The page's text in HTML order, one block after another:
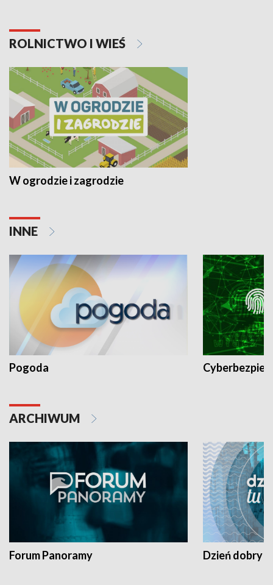
ROLNICTWO I WIEŚ
W ogrodzie i zagrodzie
INNE
Pogoda
ARCHIWUM
Forum Panoramy Dzień dobry